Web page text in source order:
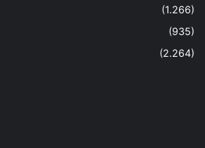
(1.266)
(935)
(2.264)